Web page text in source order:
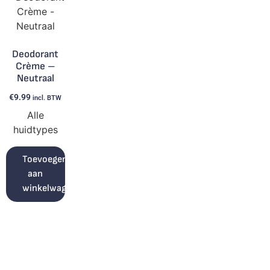
Deodorant
Crème –
Neutraal
€9.99 incl. BTW
Alle
huidtypes
Toevoegen
aan
winkelwagen